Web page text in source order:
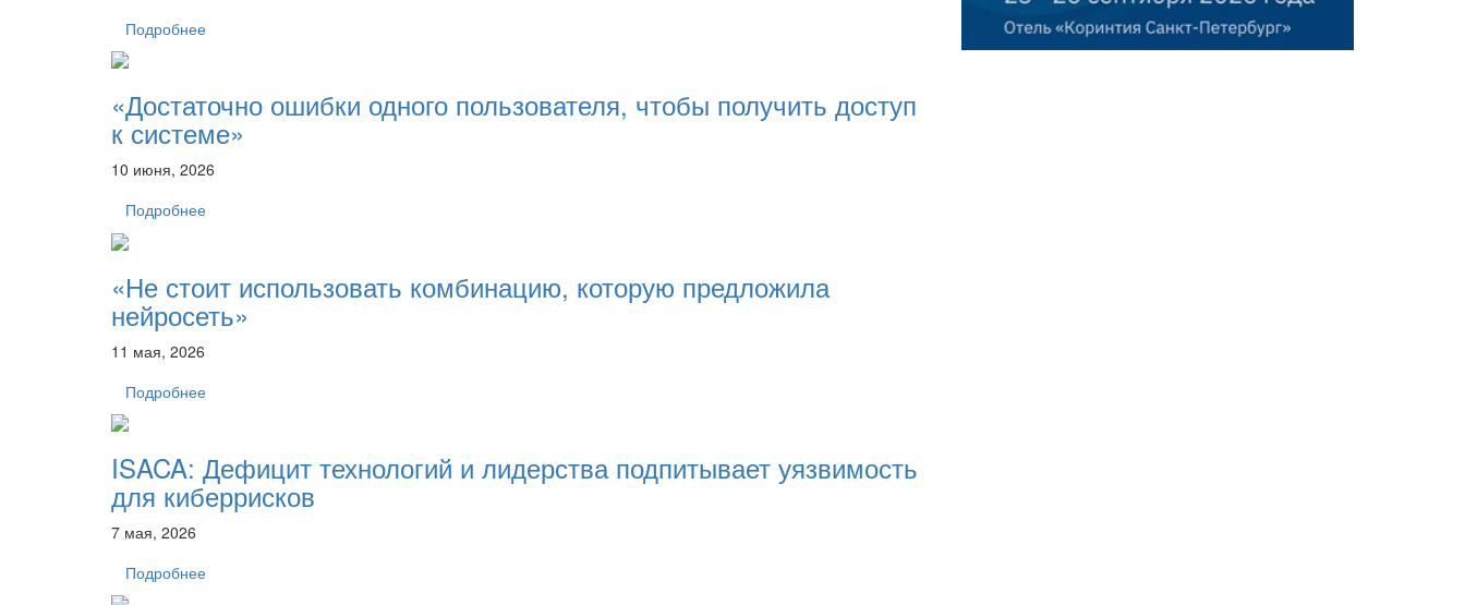
Подробнее
«Достаточно ошибки одного пользователя, чтобы получить доступ
к системе»
10 июня, 2026
Подробнее
«Не стоит использовать комбинацию, которую предложила
нейросеть»
11 мая, 2026
Подробнее
ISACA: Дефицит технологий и лидерства подпитывает уязвимость
для киберрисков
7 мая, 2026
Подробнее